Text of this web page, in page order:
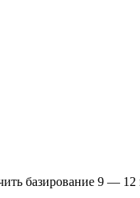
базирование 9 — 12